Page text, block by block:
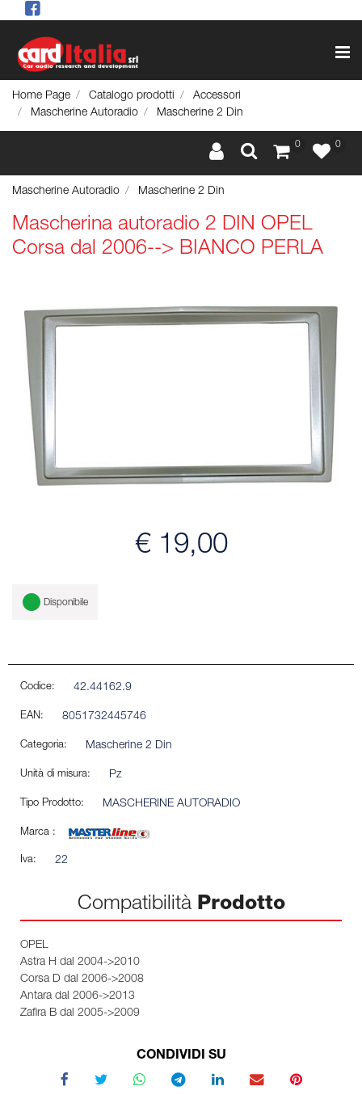
Home Page Catalogo prodotti
Accessori
Mascherine Autoradio
Mascherine 2 Din
0 0
Mascherine Autoradio Mascherine 2 Din
Mascherina autoradio 2 DIN OPEL
Corsa dal 2006--> BIANCO PERLA
€ 19,00
Disponibile
Codice: 42.44162.9
EAN: 8051732445746
Categoria: Mascherine 2 Din
Unità di misura: Pz
Tipo Prodotto: MASCHERINE AUTORADIO
Marca :
Iva: 22
Compatibilità Prodotto
OPEL
Astra H dal 2004->2010
Corsa D dal 2006->2008
Antara dal 2006->2013
Zafira B dal 2005->2009
CONDIVIDI SU